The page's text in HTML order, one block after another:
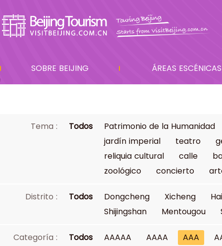
SOBRE BEIJING ÁREAS ESCÉNICAS
Tema : Todos
Patrimonio de la Humanidad
jardín imperial
teatro
reliquia cultural
calle
zoológico
concierto
Distrito : Todos Dongcheng Xicheng
Shijingshan
Mentougou
Categoría : Todos AAAAA AAAA AAA